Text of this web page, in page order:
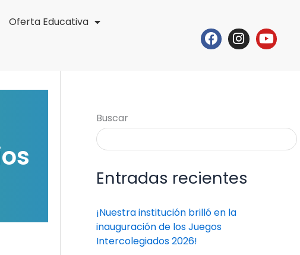
Oferta Educativa
Facebook
Buscar
Entradas recientes
¡Nuestra institución brilló en la
inauguración de los Juegos
Intercolegiados 2026!